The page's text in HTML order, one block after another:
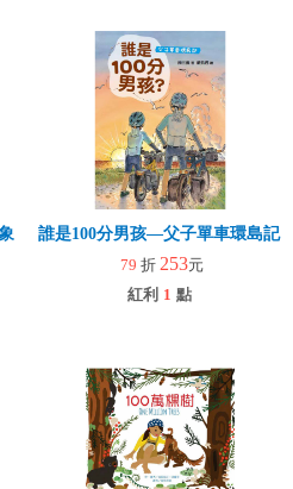
拉拉樂(玩具)
誰是100分男孩—父子單車環島記
79 折 253元
紅利 1 點